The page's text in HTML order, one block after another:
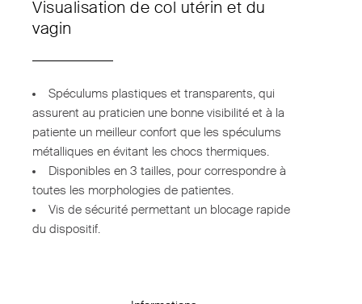
Visualisation de col utérin et du
vagin
Spéculums plastiques et transparents, qui
assurent au praticien une bonne visibilité et à la
patiente un meilleur confort que les spéculums
métalliques en évitant les chocs thermiques.
Disponibles en 3 tailles, pour correspondre à
toutes les morphologies de patientes.
Vis de sécurité permettant un blocage rapide
du dispositif.